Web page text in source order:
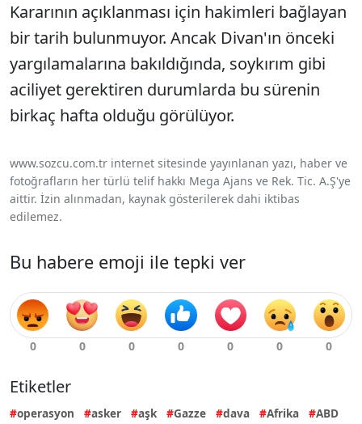
Kararının açıklanması için hakimleri bağlayan
bir tarih bulunmuyor. Ancak Divan'ın önceki
yargılamalarına bakıldığında, soykırım gibi
aciliyet gerektiren durumlarda bu sürenin
birkaç hafta olduğu görülüyor.
www.sozcu.com.tr internet sitesinde yayınlanan yazı, haber ve
fotoğrafların her türlü telif hakkı Mega Ajans ve Rek. Tic. A.Ş'ye
aittir. İzin alınmadan, kaynak gösterilerek dahi iktibas
edilemez.
Bu habere emoji ile tepki ver
Etiketler
operasyon asker aşk Gazze dava Afrika
ABD